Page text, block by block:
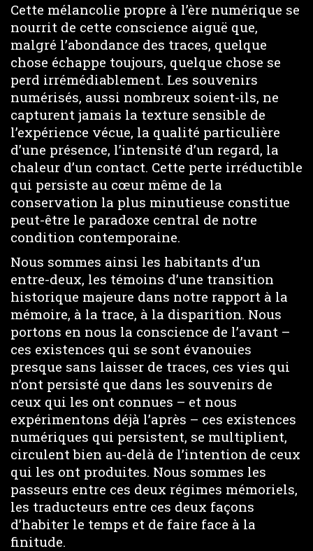
Cette mélancolie propre à l’ère numérique se
nourrit de cette conscience aiguë que,
malgré l’abondance des traces, quelque
chose échappe toujours, quelque chose se
perd irrémédiablement. Les souvenirs
numérisés, aussi nombreux soient-ils, ne
capturent jamais la texture sensible de
l’expérience vécue, la qualité particulière
d’une présence, l’intensité d’un regard, la
chaleur d’un contact. Cette perte irréductible
qui persiste au cœur même de la
conservation la plus minutieuse constitue
peut-être le paradoxe central de notre
condition contemporaine.
Nous sommes ainsi les habitants d’un
entre-deux, les témoins d’une transition
historique majeure dans notre rapport à la
mémoire, à la trace, à la disparition. Nous
portons en nous la conscience de l’avant –
ces existences qui se sont évanouies
presque sans laisser de traces, ces vies qui
n’ont persisté que dans les souvenirs de
ceux qui les ont connues – et nous
expérimentons déjà l’après – ces existences
numériques qui persistent, se multiplient,
circulent bien au-delà de l’intention de ceux
qui les ont produites. Nous sommes les
passeurs entre ces deux régimes mémoriels,
les traducteurs entre ces deux façons
d’habiter le temps et de faire face à la
finitude.